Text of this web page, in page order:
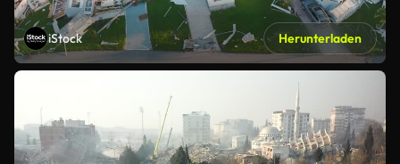
iStock Herunterladen